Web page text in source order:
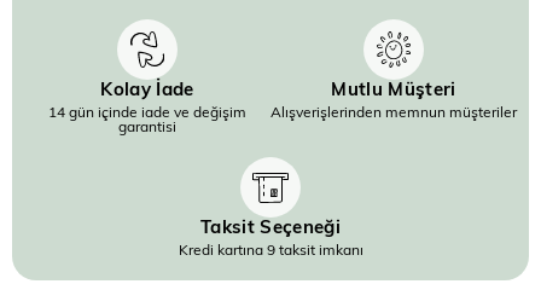
Kolay İade
14 gün içinde iade ve değişim
garantisi
Mutlu Müşteri
Alışverişlerinden memnun müşteriler
Taksit Seçeneği
Kredi kartına 9 taksit imkanı